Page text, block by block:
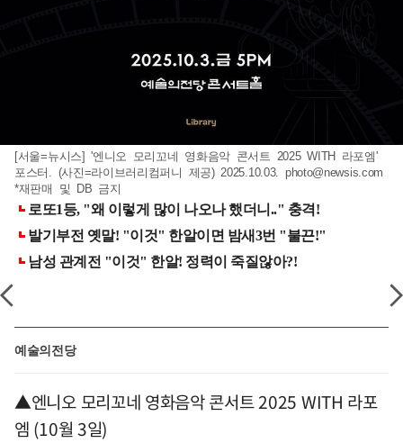
[서울=뉴시스] '엔니오 모리꼬네 영화음악 콘서트 2025 WITH 라포엠'
포스터. (사진=라이브러리컴퍼니 제공) 2025.10.03. photo@newsis.com
*재판매 및 DB 금지
예술의전당
▲엔니오 모리꼬네 영화음악 콘서트 2025 WITH 라포
엠 (10월 3일)